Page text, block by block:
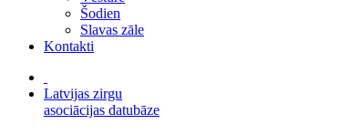
Šodien
Slavas zāle
Kontakti
Latvijas zirgu
asociācijas datubāze